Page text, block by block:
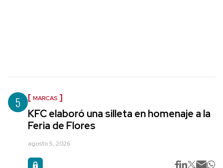
5 MARCAS
KFC elaboró una silleta en homenaje a la
Feria de Flores
agosto 5, 2026